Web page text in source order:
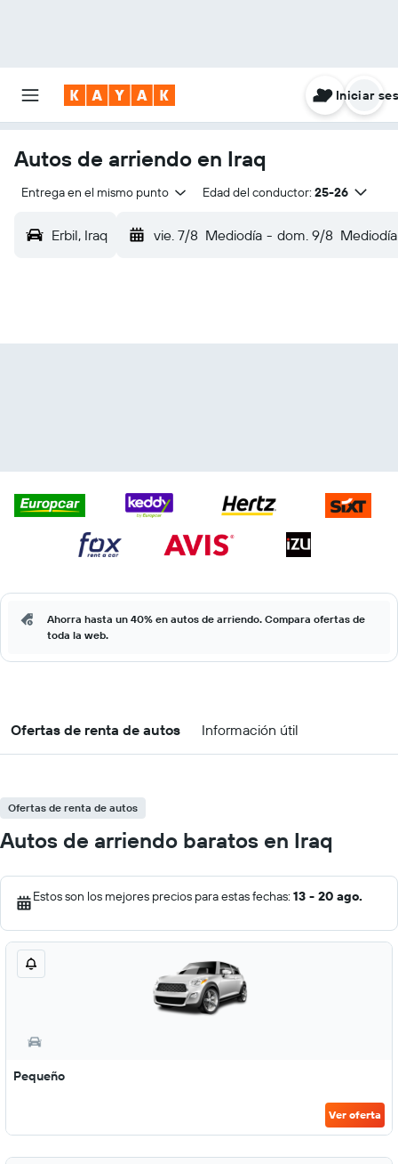
Iniciar
Autos de arriendo en Iraq
Entrega en el mismo punto Edad del conductor: 25-26
Erbil, Iraq vie. 7/8 Mediodía - dom. 9/8 Mediodía
Ahorra hasta un 40% en autos de arriendo. Compara ofertas de
toda la web.
Ofertas de renta de autos Información útil
Ofertas de renta de autos
Autos de arriendo baratos en Iraq
Estos son los mejores precios para estas fechas: 13 - 20 ago.
Pequeño
Ver oferta